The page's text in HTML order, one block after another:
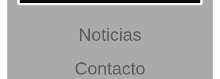
Noticias
Contacto